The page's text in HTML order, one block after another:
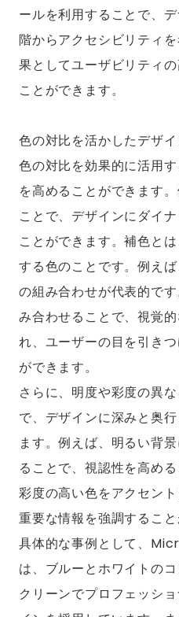
ールを利用することで、
階からアクセシビリティ
果としてユーザビリティ
ことができます。
色の対比を活かしたデザ
色の対比を効果的に活用
を高めることができます
ことで、デザインにダイ
ことができます。補色と
する色のことです。例え
の組み合わせが代表的で
み合わせることで、視覚
れ、ユーザーの目を引き
ができます。
さらに、明度や彩度の異
で、デザインに深みと奥
ます。例えば、明るい背
ることで、視認性を高め
彩度の高い色をアクセント
重要な情報を強調すること
具体的な事例として、
は、ブルーとホワイトの
クリーンでプロフェッシ